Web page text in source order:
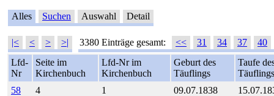
Alles Suchen Auswahl Detail
|< < > >| 3380 Einträge gesamt: << 31 34 37
40
Lfd-
Nr
Seite im
Kirchenbuch
Lfd-Nr im
Kirchenbuch
Geburt des
Täuflings
Taufe
Täuflings
58
4 1 09.07.1838